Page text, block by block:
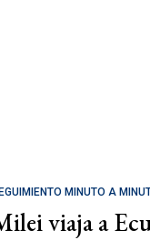
MINUTO A
viaja a